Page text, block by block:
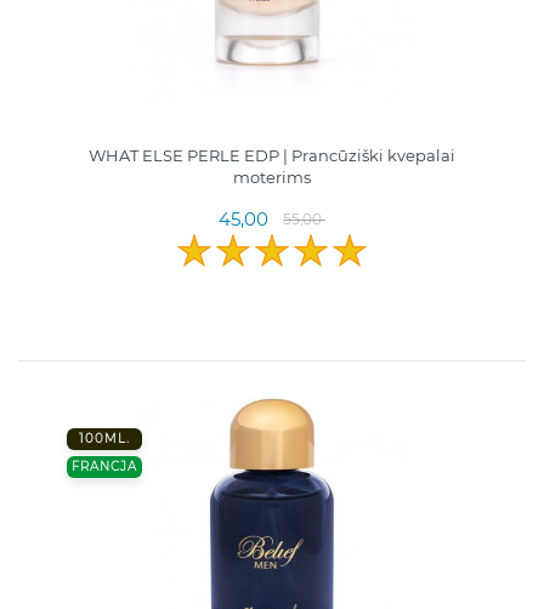
WHAT ELSE PERLE EDP | Prancūziški kvepalai
moterims
45,00 55,00
100ML.
FRANCJA